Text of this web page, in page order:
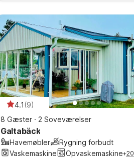
4.1 (9)
8 Gæster · 2 Soveværelser
Galtabäck
Havemøbler
Rygning forbudt
Vaskemaskine
Opvaskemaskine+20